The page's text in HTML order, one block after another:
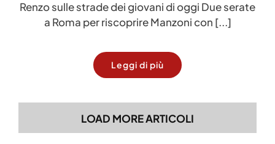
Renzo sulle strade dei giovani di oggi Due serate
a Roma per riscoprire Manzoni con [...]
Leggi di più
LOAD MORE ARTICOLI